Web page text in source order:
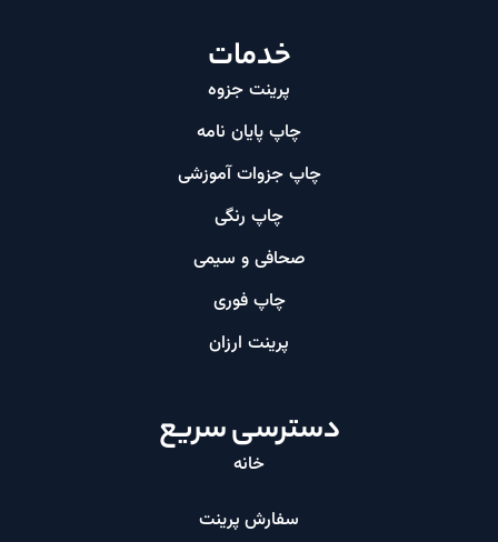
خدمات
پرینت جزوه
چاپ پایان نامه
چاپ جزوات آموزشی
چاپ رنگی
صحافی و سیمی
چاپ فوری
پرینت ارزان​
دسترسی سریع
خانه
سفارش پرینت